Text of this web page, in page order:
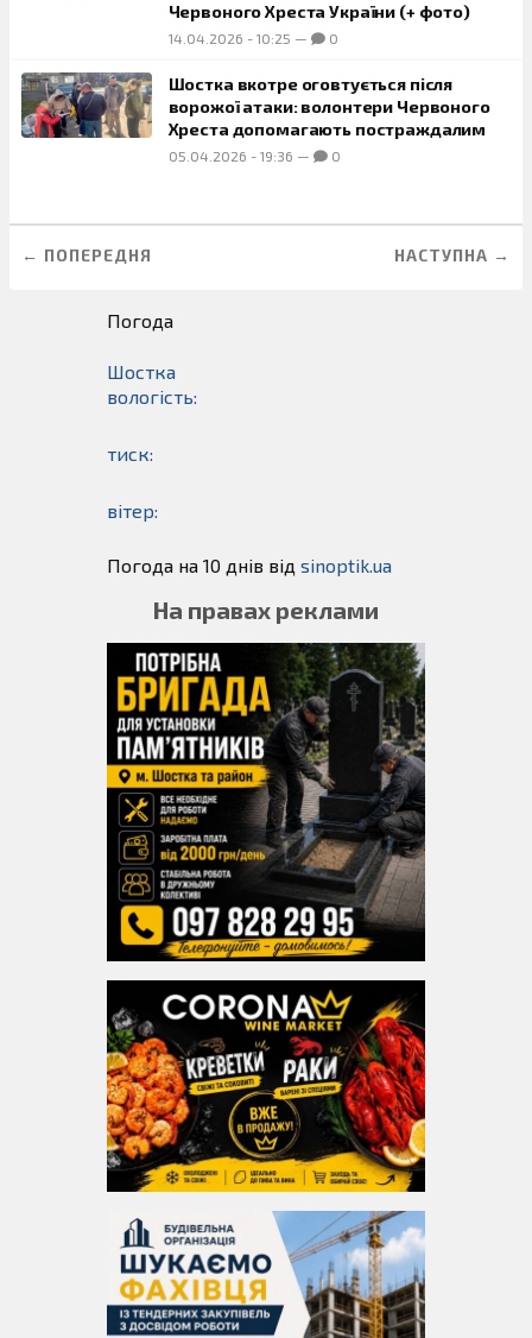
Червоного Хреста України (+ фото)
14.04.2026 - 10:25 — 0
Шостка вкотре оговтується після
ворожої атаки: волонтери Червоного
Хреста допомагають постраждалим
05.04.2026 - 19:36 — 0
← ПОПЕРЕДНЯ НАСТУПНА →
Погода
Шостка
вологість:
тиск:
вітер:
Погода на 10 днів від sinoptik.ua
На правах реклами